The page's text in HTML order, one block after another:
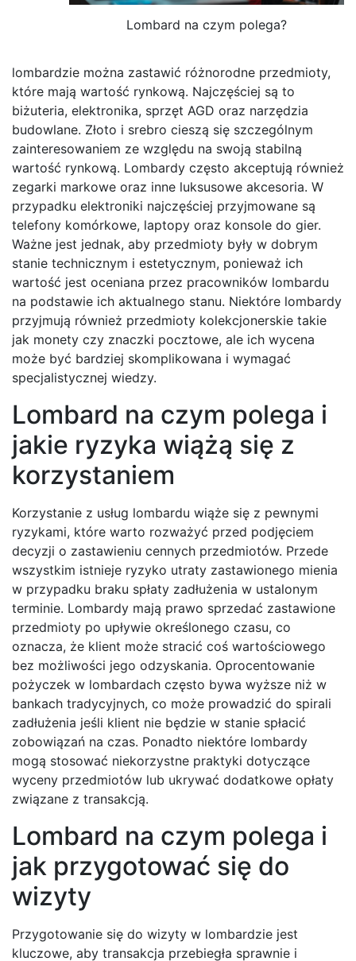
Lombard na czym polega?
lombardzie można zastawić różnorodne przedmioty,
które mają wartość rynkową. Najczęściej są to
biżuteria, elektronika, sprzęt AGD oraz narzędzia
budowlane. Złoto i srebro cieszą się szczególnym
zainteresowaniem ze względu na swoją stabilną
wartość rynkową. Lombardy często akceptują również
zegarki markowe oraz inne luksusowe akcesoria. W
przypadku elektroniki najczęściej przyjmowane są
telefony komórkowe, laptopy oraz konsole do gier.
Ważne jest jednak, aby przedmioty były w dobrym
stanie technicznym i estetycznym, ponieważ ich
wartość jest oceniana przez pracowników lombardu
na podstawie ich aktualnego stanu. Niektóre lombardy
przyjmują również przedmioty kolekcjonerskie takie
jak monety czy znaczki pocztowe, ale ich wycena
może być bardziej skomplikowana i wymagać
specjalistycznej wiedzy.
Lombard na czym polega i
jakie ryzyka wiążą się z
korzystaniem
Korzystanie z usług lombardu wiąże się z pewnymi
ryzykami, które warto rozważyć przed podjęciem
decyzji o zastawieniu cennych przedmiotów. Przede
wszystkim istnieje ryzyko utraty zastawionego mienia
w przypadku braku spłaty zadłużenia w ustalonym
terminie. Lombardy mają prawo sprzedać zastawione
przedmioty po upływie określonego czasu, co
oznacza, że klient może stracić coś wartościowego
bez możliwości jego odzyskania. Oprocentowanie
pożyczek w lombardach często bywa wyższe niż w
bankach tradycyjnych, co może prowadzić do spirali
zadłużenia jeśli klient nie będzie w stanie spłacić
zobowiązań na czas. Ponadto niektóre lombardy
mogą stosować niekorzystne praktyki dotyczące
wyceny przedmiotów lub ukrywać dodatkowe opłaty
związane z transakcją.
Lombard na czym polega i
jak przygotować się do
wizyty
Przygotowanie się do wizyty w lombardzie jest
kluczowe, aby transakcja przebiegła sprawnie i